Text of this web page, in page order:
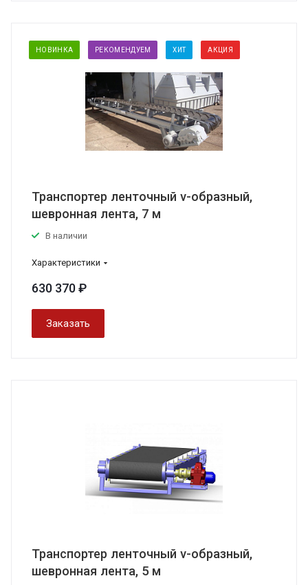
НОВИНКА РЕКОМЕНДУЕМ ХИТ АКЦИЯ
Транспортер ленточный v-образный,
шевронная лента, 7 м
В наличии
Характеристики
630 370 ₽
Заказать
Транспортер ленточный v-образный,
шевронная лента, 5 м